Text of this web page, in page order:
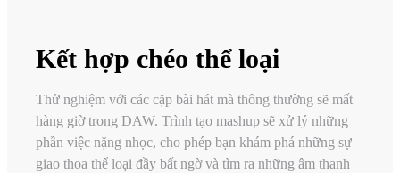
Kết hợp chéo thể loại
Thử nghiệm với các cặp bài hát mà thông thường sẽ mất
hàng giờ trong DAW. Trình tạo mashup sẽ xử lý những
phần việc nặng nhọc, cho phép bạn khám phá những sự
giao thoa thể loại đầy bất ngờ và tìm ra những âm thanh